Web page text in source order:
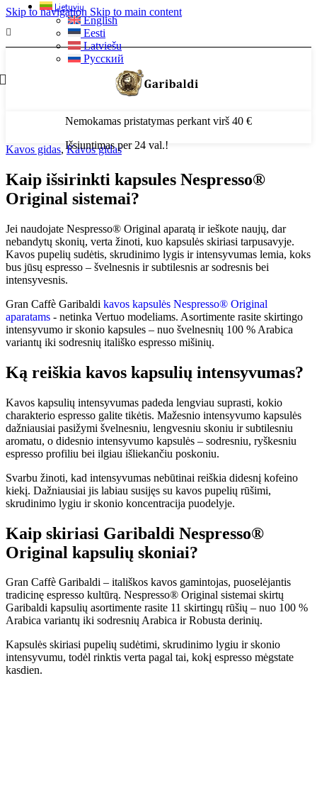
Skip to navigation Skip to main content
Lietuvių
English
Eesti
Latviešu
Русский
Nemokamas pristatymas perkant virš 40 €
Išsiuntimas per 24 val.!
Kavos gidas,Kavos gidas
Kaip išsirinkti kapsules Nespresso®
Original sistemai?
Jei naudojate Nespresso® Original aparatą ir ieškote naujų, dar
nebandytų skonių, verta žinoti, kuo kapsulės skiriasi tarpusavyje.
Kavos pupelių sudėtis, skrudinimo lygis ir intensyvumas lemia, koks
bus jūsų espresso – švelnesnis ir subtilesnis ar sodresnis bei
intensyvesnis.
Gran Caffè Garibaldi kavos kapsulės Nespresso® Original
aparatams - netinka Vertuo modeliams. Asortimente rasite skirtingo
intensyvumo ir skonio kapsules – nuo švelnesnių 100 % Arabica
variantų iki sodresnių itališko espresso mišinių.
Ką reiškia kavos kapsulių intensyvumas?
Kavos kapsulių intensyvumas padeda lengviau suprasti, kokio
charakterio espresso galite tikėtis. Mažesnio intensyvumo kapsulės
dažniausiai pasižymi švelnesniu, lengvesniu skoniu ir subtilesniu
aromatu, o didesnio intensyvumo kapsulės – sodresniu, ryškesniu
espresso profiliu bei ilgiau išliekančiu poskoniu.
Svarbu žinoti, kad intensyvumas nebūtinai reiškia didesnį kofeino
kiekį. Dažniausiai jis labiau susijęs su kavos pupelių rūšimi,
skrudinimo lygiu ir skonio koncentracija puodelyje.
Kaip skiriasi Garibaldi Nespresso®
Original kapsulių skoniai?
Gran Caffè Garibaldi – itališkos kavos gamintojas, puoselėjantis
tradicinę espresso kultūrą. Nespresso® Original sistemai skirtų
Garibaldi kapsulių asortimente rasite 11 skirtingų rūšių – nuo 100 %
Arabica variantų iki sodresnių Arabica ir Robusta derinių.
Kapsulės skiriasi pupelių sudėtimi, skrudinimo lygiu ir skonio
intensyvumu, todėl rinktis verta pagal tai, kokį espresso mėgstate
kasdien.